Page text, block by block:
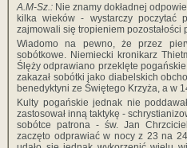
A.M-Sz.: Nie znamy dokładnej
kilka wieków - wystarczy poczytać
zajmowali się tropieniem pozostałości
Wiadomo na pewno, że przez
sobótkowe. Niemiecki kronikarz
Ślęży odprawiano przeklęte
zakazał sobótki jako diabelskich
benedyktyni ze Świętego Krzyża, a w
Kulty pogańskie jednak nie
zastosował inną taktykę -
sobótce patrona - św. Jan
zaczęto odprawiać w nocy z 23 na